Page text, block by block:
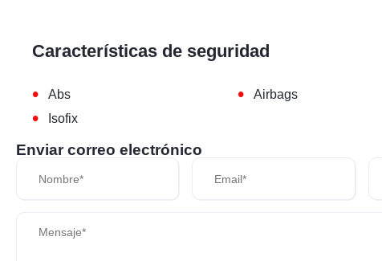
Características de seguridad
• Abs • Airbags
• Isofix
Enviar correo electrónico